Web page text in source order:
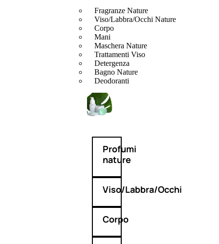
Fragranze Nature
Viso/Labbra/Occhi Nature
Corpo
Mani
Maschera Nature
Trattamenti Viso
Detergenza
Bagno Nature
Deodoranti
Profumi
nature
Viso/Labbra/Occhi
Corpo